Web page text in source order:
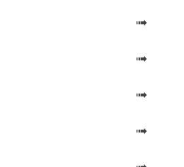
e
o
➟
➟
➟
➟